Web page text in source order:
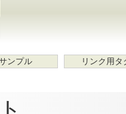
ンプル リンク用タ